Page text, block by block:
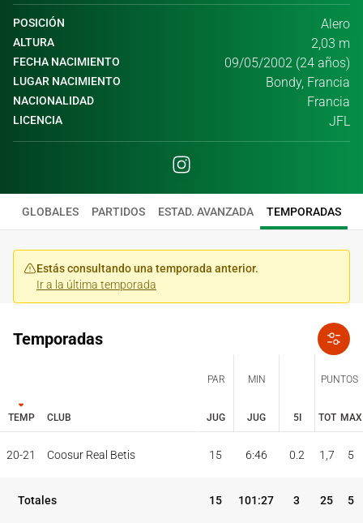
POSICIÓN Alero
ALTURA 2,03 m
FECHA NACIMIENTO 09/05/2002 (24 años)
LUGAR NACIMIENTO Bondy, Francia
NACIONALIDAD Francia
LICENCIA JFL
GLOBALES PARTIDOS ESTAD. AVANZADA TEMPORADAS
Estás consultando una temporada anterior.
Ir a la última temporada
Temporadas
TEMP CLUB
PAR MIN
5I
PUNTOS
JUG JUG TOT MAX
TEMP
PAR MIN
5I
PUNTOS
20-21 Coosur Real Betis 15 6:46 0.2 1,7 5
Totales 15 101:27 3 25 5